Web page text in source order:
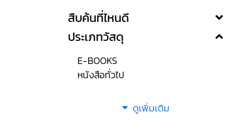
สืบค้นที่ไหนดี
ประเภทวัสดุ
E-BOOKS
หนังสือทั่วไป
ดูเพิ่มเติม